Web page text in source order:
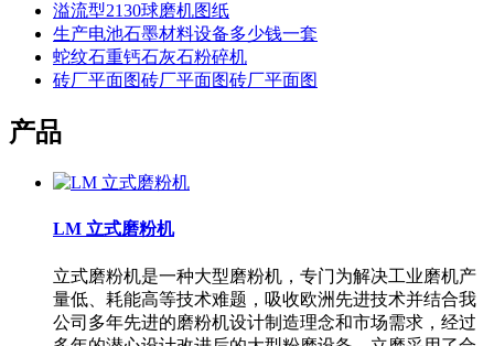
溢流型2130球磨机图纸
生产电池石墨材料设备多少钱一套
蛇纹石重钙石灰石粉碎机
砖厂平面图砖厂平面图砖厂平面图
产品
LM 立式磨粉机
立式磨粉机是一种大型磨粉机，专门为解决工业磨机产
量低、耗能高等技术难题，吸收欧洲先进技术并结合我
公司多年先进的磨粉机设计制造理念和市场需求，经过